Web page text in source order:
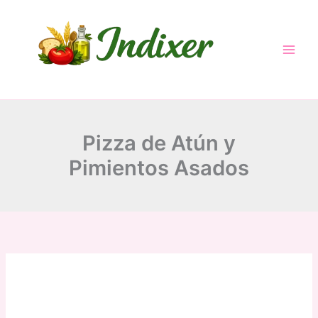
Pizza de Atún y
Pimientos Asados